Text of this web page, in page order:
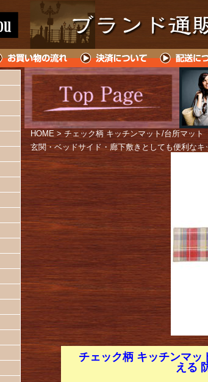
HOME > チェック柄 キッチンマット/台所マッ
玄関・ベッドサイド・廊下敷きとしても便利なキ
チェック柄 キッチンマ
える